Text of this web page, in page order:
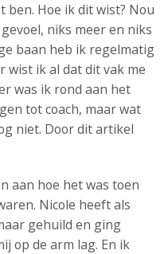
ben. Hoe ik dit wist? Nou
niks meer en niks
baan heb ik regelmatig
wist ik al dat dit vak me
was ik rond aan het
tot coach, maar wat
niet. Door dit artikel
aan hoe het was toen
Nicole heeft als
gehuild en ging
op de arm lag. En ik